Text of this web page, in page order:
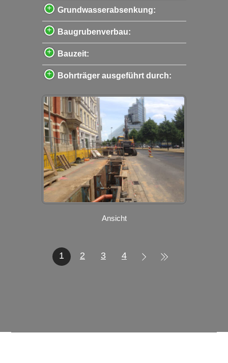
Grundwasserabsenkung:
Baugrubenverbau:
Bauzeit:
Bohrträger ausgeführt durch:
Ansicht
1 2 3 4